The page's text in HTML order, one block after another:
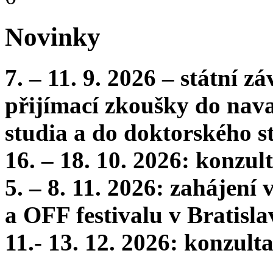
Novinky
7. – 11. 9. 2026 – státní
přijímací zkoušky do
studia a do doktorského
16. – 18. 10. 2026:
5. – 8. 11. 2026:
a OFF festivalu v
11.- 13. 12. 2026: